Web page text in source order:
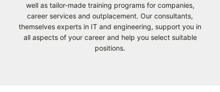
well as tailor-made training programs for companies,
career services and outplacement. Our consultants,
themselves experts in IT and engineering, support you in
all aspects of your career and help you select suitable
positions.